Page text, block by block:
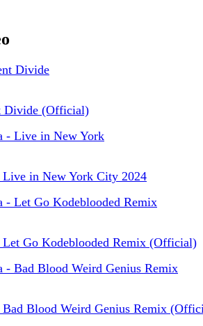
Divide (Official)
in New York City 2024
Go Kodeblooded Remix (Official)
Blood Weird Genius Remix